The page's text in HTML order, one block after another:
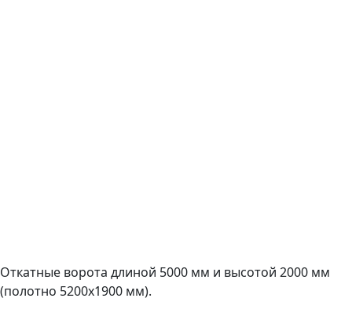
Откатные ворота длиной 5000 мм и высотой 2000 мм
(полотно 5200х1900 мм).